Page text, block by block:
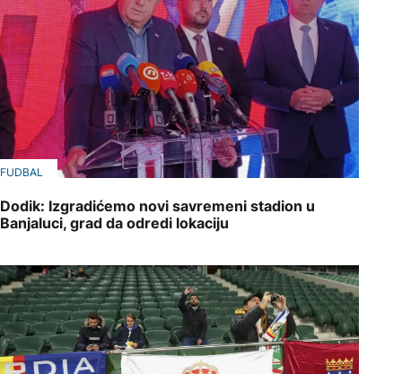
FUDBAL
Dodik: Izgradićemo novi savremeni stadion u
Banjaluci, grad da odredi lokaciju